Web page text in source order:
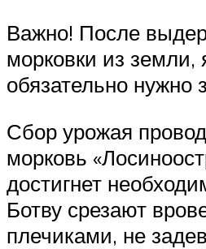
Важно! После
морковки из земли,
обязательно нужно
Сбор урожая
морковь
достигнет
Ботву срезают
плечиками, не